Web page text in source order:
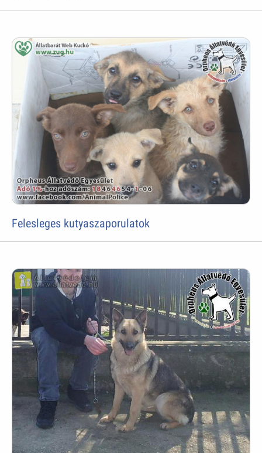
Felesleges kutyaszaporulatok